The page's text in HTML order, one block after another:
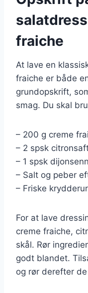
fraiche
At lave en
fraiche er både
grundopskrift,
smag. Du skal
– 200 g creme
– 2 spsk
– 1 spsk
– Salt og peber
– Friske
For at lave
creme fraiche,
skål. Rør
godt blandet.
og rør derefter